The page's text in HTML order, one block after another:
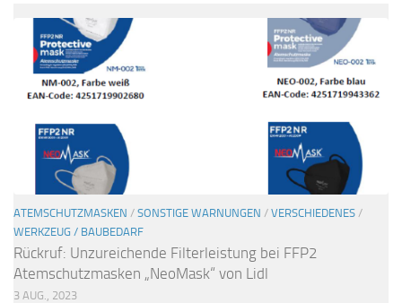
ATEMSCHUTZMASKEN / SONSTIGE WARNUNGEN / VERSCHIEDENES /
WERKZEUG / BAUBEDARF
Rückruf: Unzureichende Filterleistung bei FFP2
Atemschutzmasken „NeoMask“ von Lidl
3 AUG., 2023